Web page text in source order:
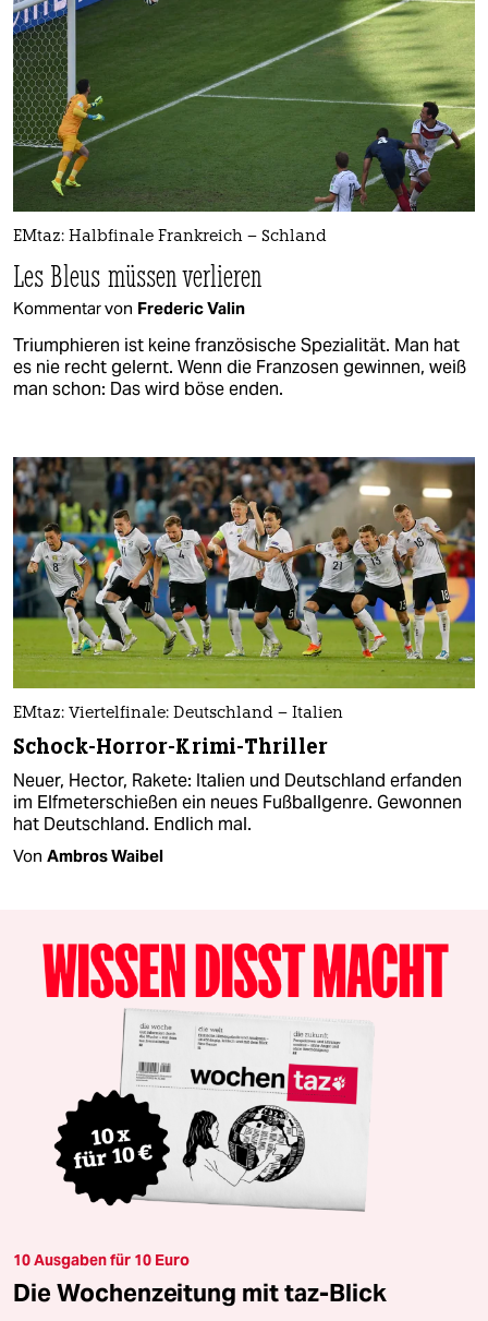
EMtaz: Halbfinale Frankreich – Schland
Les Bleus müssen verlieren
Kommentar von Frederic Valin
Triumphieren ist keine französische Spezialität. Man hat
es nie recht gelernt. Wenn die Franzosen gewinnen, weiß
man schon: Das wird böse enden.
EMtaz: Viertelfinale: Deutschland – Italien
Schock-Horror-Krimi-Thriller
Neuer, Hector, Rakete: Italien und Deutschland erfanden
im Elfmeterschießen ein neues Fußballgenre. Gewonnen
hat Deutschland. Endlich mal.
Von Ambros Waibel
10 Ausgaben für 10 Euro
Die Wochenzeitung mit taz-Blick